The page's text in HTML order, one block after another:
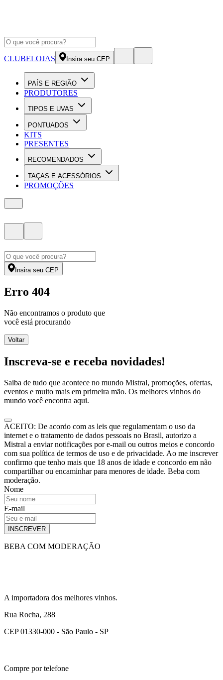
CLUBELOJAS Insira seu CEP
PAÍS E REGIÃO
PRODUTORES
TIPOS E UVAS
PONTUADOS
KITS
PRESENTES
RECOMENDADOS
TAÇAS E ACESSÓRIOS
PROMOÇÕES
Insira seu CEP
Erro 404
Não encontramos o produto que
você está procurando
Voltar
Inscreva-se e receba novidades!
Saiba de tudo que acontece no mundo Mistral, promoções, ofertas,
eventos e muito mais em primeira mão. Os melhores vinhos do
mundo você encontra aqui.
ACEITO: De acordo com as leis que regulamentam o uso da
internet e o tratamento de dados pessoais no Brasil, autorizo a
Mistral a enviar notificações por e-mail ou outros meios e concordo
com sua política de termos de uso e de privacidade. Ao me inscrever
confirmo que tenho mais que 18 anos de idade e concordo em não
compartilhar ou encaminhar para menores de idade. Beba com
moderação.
Nome
E-mail
INSCREVER
BEBA COM MODERAÇÃO
A importadora dos melhores vinhos.
Rua Rocha, 288
CEP 01330-000 - São Paulo - SP
Compre por telefone